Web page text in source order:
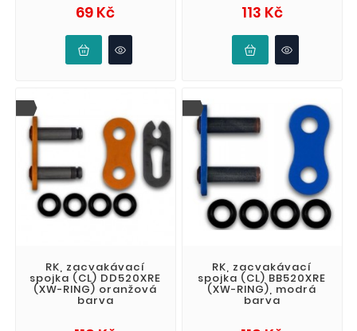
69 KčCena 113 KčCena
RK, zacvakávací
spojka (CL) DD520XRE
(XW-RING) oranžová
barva
RK, zacvakávací
spojka (CL) BB520XRE
(XW-RING), modrá
barva